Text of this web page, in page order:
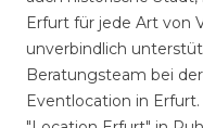
Erfurt für jede Art von
unverbindlich
Beratungsteam bei
Eventlocation in